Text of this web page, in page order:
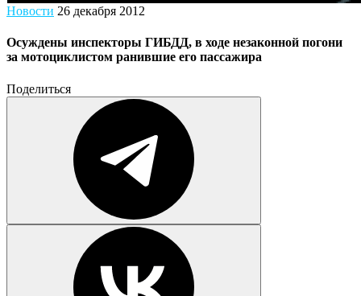
Новости 26 декабря 2012
Осуждены инспекторы ГИБДД, в ходе незаконной погони
за мотоциклистом ранившие его пассажира
Поделиться